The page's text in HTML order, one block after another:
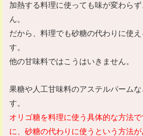
加熱する料理に使っても味が変わら
ん。
だから、料理でも砂糖の代わりに使
す。
他の甘味料ではこうはいきません。
果糖や人工甘味料のアステルパーム
す。
オリゴ糖を料理に使う具体的な方法
に、砂糖の代わりに使うという方法が